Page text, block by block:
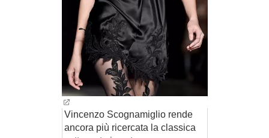
Vincenzo Scognamiglio rende
ancora più ricercata la classica